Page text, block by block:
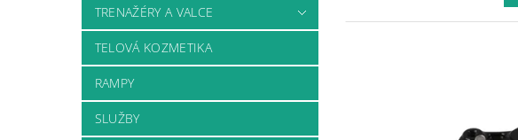
TRENAŽÉRY A VALCE
TELOVÁ KOZMETIKA
RAMPY
SLUŽBY